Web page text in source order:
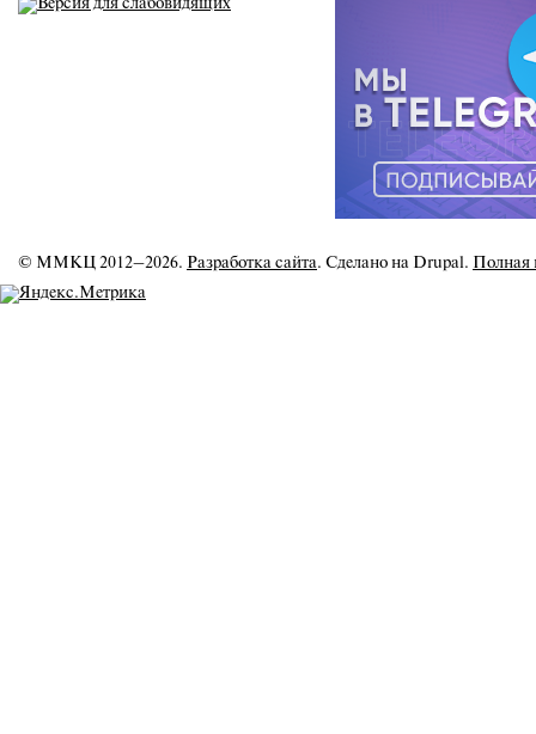
© ММКЦ 2012–2026. Разработка сайта. Сделано на Drupal. Полная